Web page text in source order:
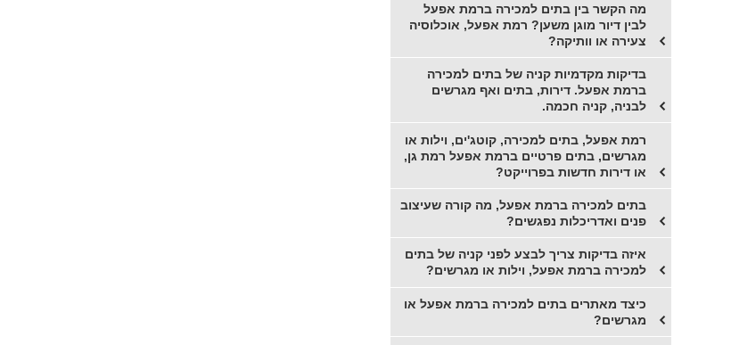
מה הקשר בין בתים למכירה ברמת אפעל
לבין דיור מוגן משען? רמת אפעל, אוכלוסיה
צעירה או וותיקה?
בדיקות מקדמיות קניה של בתים למכירה
ברמת אפעל. דירות, בתים ואף מגרשים
לבניה, קניה חכמה.
רמת אפעל, בתים למכירה, קוטג'ים, וילות או
מגרשים, בתים פרטיים ברמת אפעל רמת גן,
או דירות חדשות בפרוייקט?
בתים למכירה ברמת אפעל, מה קורה שעיצוב
פנים ואדריכלות נפגשים?
איזה בדיקות צריך לבצע לפני קניה של בתים
למכירה ברמת אפעל, וילות או מגרשים?
כיצד מאתרים בתים למכירה ברמת אפעל או
מגרשים?